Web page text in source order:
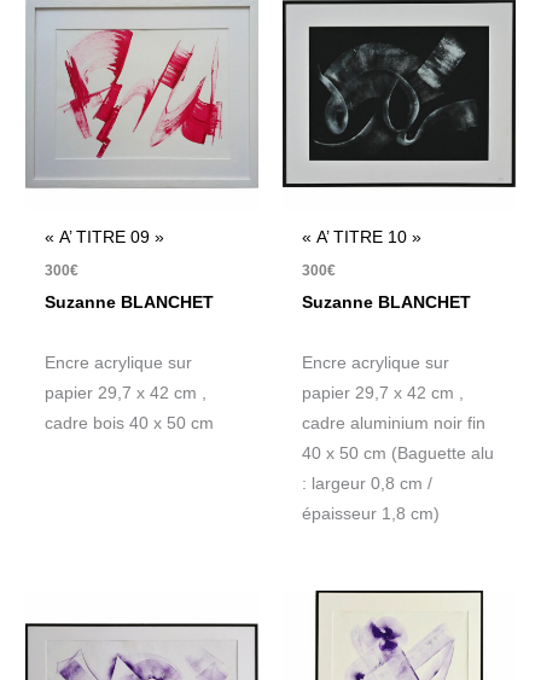
« A’ TITRE 09 »
300€
Suzanne BLANCHET
Encre acrylique sur
papier 29,7 x 42 cm ,
cadre bois 40 x 50 cm
« A’ TITRE 10 »
300€
Suzanne BLANCHET
Encre acrylique sur
papier 29,7 x 42 cm ,
cadre aluminium noir fin
40 x 50 cm (Baguette alu
: largeur 0,8 cm /
épaisseur 1,8 cm)